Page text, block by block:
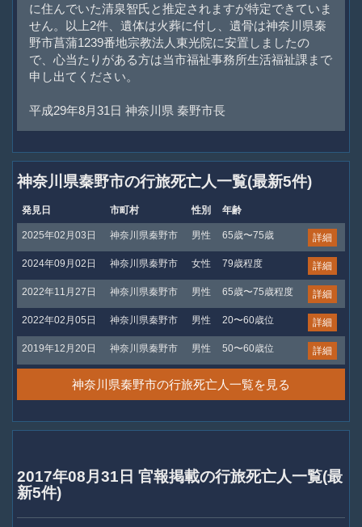
に住んでいた清泉智氏と推定されますが特定できていま
せん。以上2件、遺体は火葬に付し、遺骨は神奈川県秦
野市菖蒲1239番地宗教法人東光院に安置しましたの
で、心当たりがある方は当市福祉事務所生活福祉課まで
申し出てください。
平成29年8月31日 神奈川県 秦野市長
神奈川県秦野市の行旅死亡人一覧(最新5件)
発見日 市町村 性別 年齢
2025年02月03日 神奈川県秦野市 男性 65歳〜75歳 詳細
2024年09月02日 神奈川県秦野市 女性 79歳程度 詳細
2022年11月27日 神奈川県秦野市 男性 65歳〜75歳程度 詳細
2022年02月05日 神奈川県秦野市 男性 20〜60歳位 詳細
2019年12月20日 神奈川県秦野市 男性 50〜60歳位 詳細
神奈川県秦野市の行旅死亡人一覧を見る
2017年08月31日 官報掲載の行旅死亡人一覧(最
新5件)